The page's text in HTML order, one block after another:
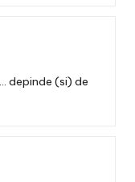
depinde (si) de